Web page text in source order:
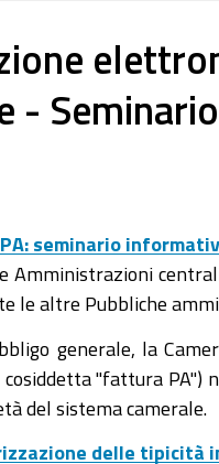
-
seminario
Amministrazioni
le altre Pubbliche
generale, la
"fattura PA")
del sistema camerale.
delle tipicità